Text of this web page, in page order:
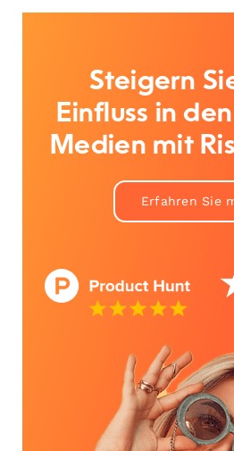
Steigern
Einfluss in
Medien mit
Erfahren Sie